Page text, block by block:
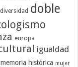
diversidad doble
europa
igualdad
memoria histórica mujer